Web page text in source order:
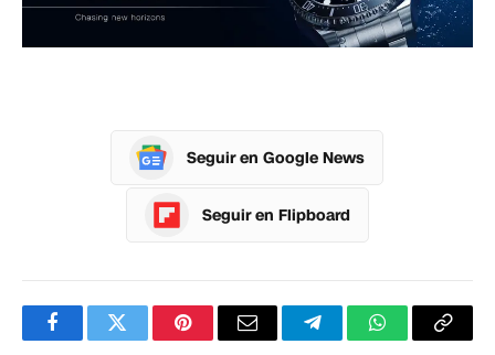
Seguir en Google News
Seguir en Flipboard
FacebookTwitterPinterestCorreoTelegramWhatsApp